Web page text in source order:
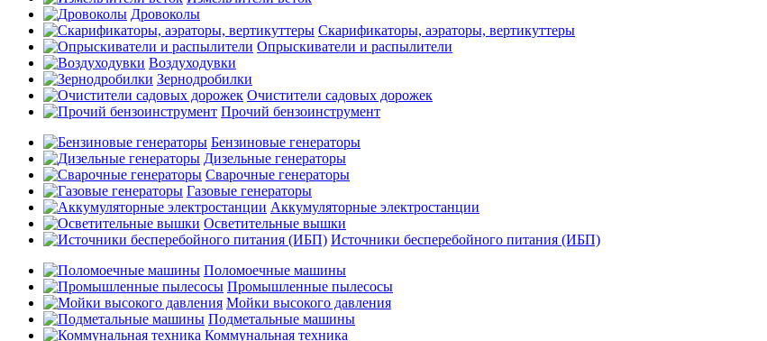
Дровоколы
Скарификаторы, аэраторы, вертикуттеры
Опрыскиватели и распылители
Воздуходувки
Зернодробилки
Очистители садовых дорожек
Прочий бензоинструмент
Бензиновые генераторы
Дизельные генераторы
Сварочные генераторы
Газовые генераторы
Аккумуляторные электростанции
Осветительные вышки
Источники бесперебойного питания (ИБП)
Поломоечные машины
Промышленные пылесосы
Мойки высокого давления
Подметальные машины
Коммунальная техника